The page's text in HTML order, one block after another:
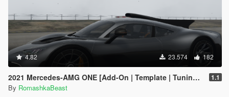
4.82 23.574 182
2021 Mercedes-AMG ONE [Add-On | Template | Tuning | Extras | VehFuncs V] 1.1
By RomashkaBeast